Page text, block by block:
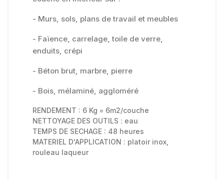
- Murs, sols, plans de travail et meubles
- Faïence, carrelage, toile de verre,
enduits, crépi
- Béton brut, marbre, pierre
- Bois, mélaminé, aggloméré
RENDEMENT : 6 Kg = 6m2/couche
NETTOYAGE DES OUTILS : eau
TEMPS DE SECHAGE : 48 heures
MATERIEL D'APPLICATION : platoir inox,
rouleau laqueur